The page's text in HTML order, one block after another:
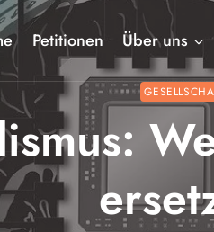
Petitionen Über uns